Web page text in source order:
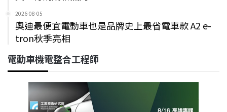
2026-08-05
奧迪最便宜電動車也是品牌史上最省電車款 A2 e-
tron秋季亮相
電動車機電整合工程師